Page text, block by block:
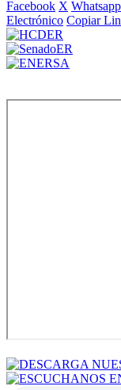
Facebook X Whatsapp
Electrónico Copiar